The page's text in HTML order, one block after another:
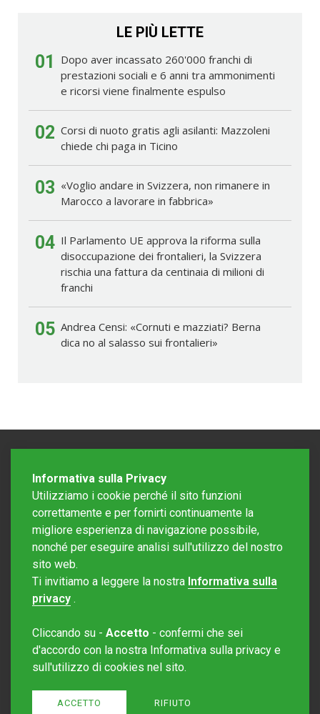
LE PIÙ LETTE
01
Dopo aver incassato 260'000 franchi di
prestazioni sociali e 6 anni tra ammonimenti
e ricorsi viene finalmente espulso
02 Corsi di nuoto gratis agli asilanti: Mazzoleni
chiede chi paga in Ticino
03 «Voglio andare in Svizzera, non rimanere in
Marocco a lavorare in fabbrica»
04 Il Parlamento UE approva la riforma sulla
disoccupazione dei frontalieri, la Svizzera
rischia una fattura da centinaia di milioni di
franchi
05 Andrea Censi: «Cornuti e mazziati? Berna
dica no al salasso sui frontalieri»
Editore Rotostampa SA
Sito creato daRedesign
Informativa sulla Privacy
Utilizziamo i cookie perché il sito funzioni
correttamente e per fornirti continuamente la
migliore esperienza di navigazione possibile,
nonché per eseguire analisi sull'utilizzo del nostro
sito web.
Ti invitiamo a leggere la nostra Informativa sulla
privacy .
Cliccando su - Accetto - confermi che sei
d'accordo con la nostra Informativa sulla privacy e
sull'utilizzo di cookies nel sito.
ACCETTO RIFIUTO